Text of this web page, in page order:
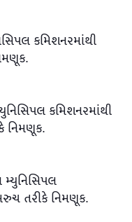
કમિશનરમાંથી
કમિશનરમાંથી
નિમણૂક.
મ્યુનિસિપલ
તરીકે નિમણૂક.